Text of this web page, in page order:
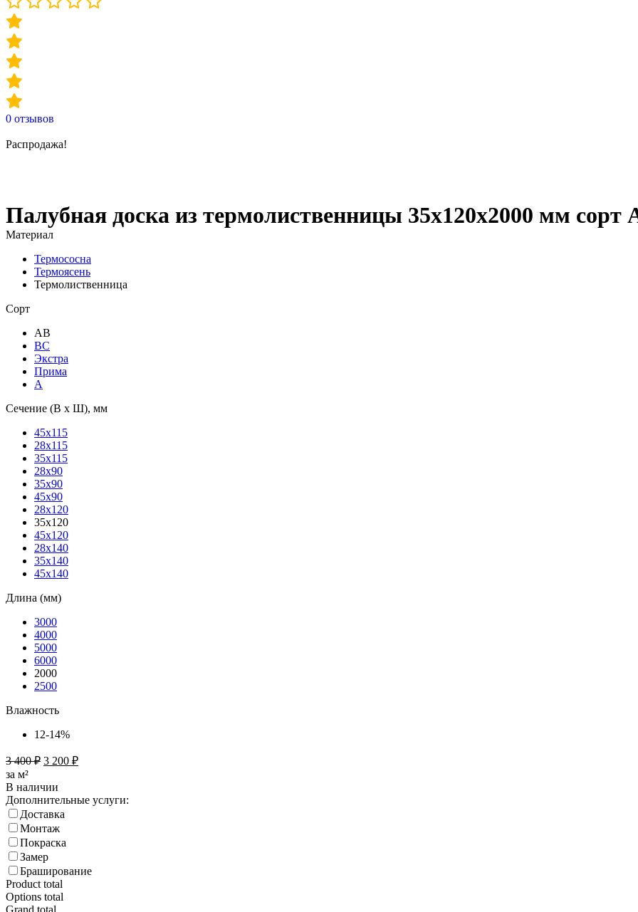
0 отзывов
Распродажа!
Палубная доска из термолиственницы 35х120х2000 мм сорт
Материал
Термососна
Термоясень
Термолиственница
Сорт
АВ
ВС
Экстра
Прима
А
Сечение (В х Ш), мм
45х115
28х115
35х115
28х90
35х90
45х90
28х120
35х120
45х120
28х140
35х140
45х140
Длина (мм)
3000
4000
5000
6000
2000
2500
Влажность
12-14%
3 400₽ 3 200 ₽
за м²
В наличии
Дополнительные услуги:
Доставка
Монтаж
Покраска
Замер
Браширование
Product total
Options total
Grand total